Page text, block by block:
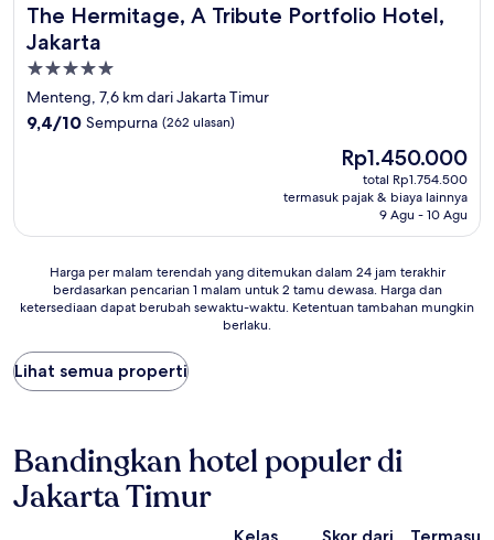
The Hermitage, A Tribute Portfolio Hotel,
Jakarta
The Hermitage, A Tribute Portfolio Hotel, Jakarta
Properti
bintang
5.0
Menteng, 7,6 km dari Jakarta Timur
9.4
9,4/10 Sempurna (262 ulasan)
Harga
sekarang
Rp1.450.000
Rp1.450.000
total Rp1.754.500
termasuk pajak & biaya lainnya
9 Agu - 10 Agu
Harga
malam
yang
ditemukan
dalam
terakhir
berdasarkan
pencarian
1
Harga per malam terendah yang ditemukan dalam 24 jam terakhir
berdasarkan pencarian 1 malam untuk 2 tamu dewasa. Harga dan
ketersediaan dapat berubah sewaktu-waktu. Ketentuan tambahan mungkin
berlaku.
Lihat semua properti
Bandingkan hotel populer di
Jakarta Timur